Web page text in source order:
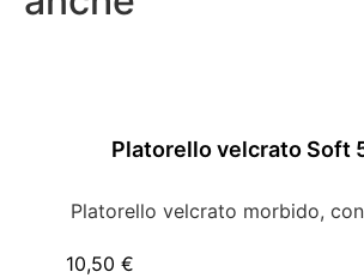
Platorello velcrato Soft
Platorello velcrato morbido,
10,50 €